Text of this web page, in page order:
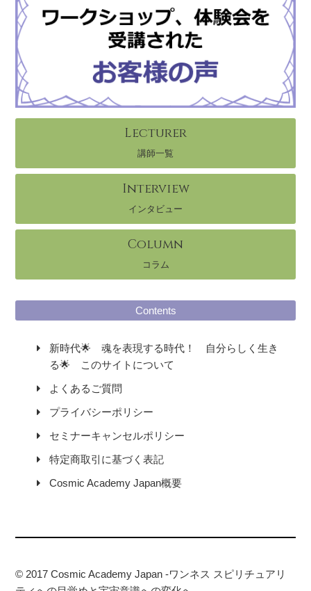
Lecturer
講師一覧
Interview
インタビュー
Column
コラム
Contents
新時代🌟 魂を表現する時代！ 自分らしく生き
る🌟 このサイトについて
よくあるご質問
プライバシーポリシー
セミナーキャンセルポリシー
特定商取引に基づく表記
Cosmic Academy Japan概要
© 2017 Cosmic Academy Japan -ワンネス スピリチュアリ